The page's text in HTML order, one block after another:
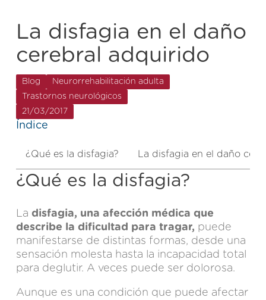
La disfagia en el daño
cerebral adquirido
Blog
Neurorrehabilitación adulta
Trastornos neurológicos
21/03/2017
¿Qué es la disfagia?
La disfagia, una afección médica que
describe la dificultad para tragar, puede
manifestarse de distintas formas, desde una
sensación molesta hasta la incapacidad total
para deglutir. A veces puede ser dolorosa.
Aunque es una condición que puede afectar
Índice
¿Qué es la disfagia? La disfagia en el daño